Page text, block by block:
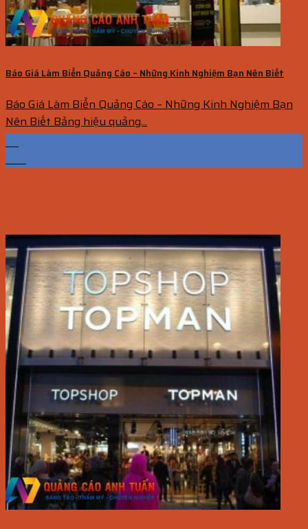
Báo Giá Làm Biển Quảng Cáo – Những Kinh Nghiệm Bạn Nên Biết
Báo Giá Làm Biển Quảng Cáo – Những Kinh Nghiệm Bạn
Nên Biết Bảng hiệu quảng...
25
Th6